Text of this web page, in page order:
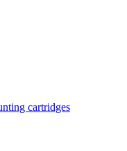
cartridges